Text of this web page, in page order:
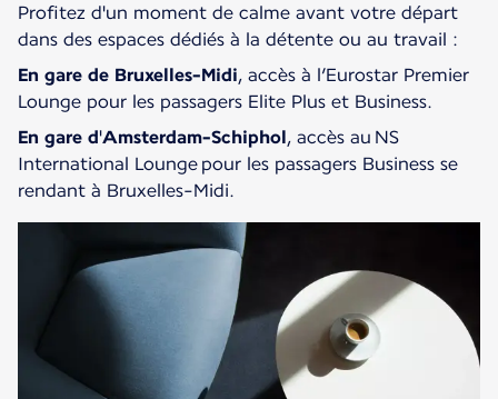
Profitez d'un moment de calme avant votre départ
dans des espaces dédiés à la détente ou au travail :
En gare de Bruxelles-Midi, accès à l’Eurostar Premier
Lounge pour les passagers Elite Plus et Business.
En gare d'Amsterdam-Schiphol, accès au NS
International Lounge pour les passagers Business se
rendant à Bruxelles-Midi.